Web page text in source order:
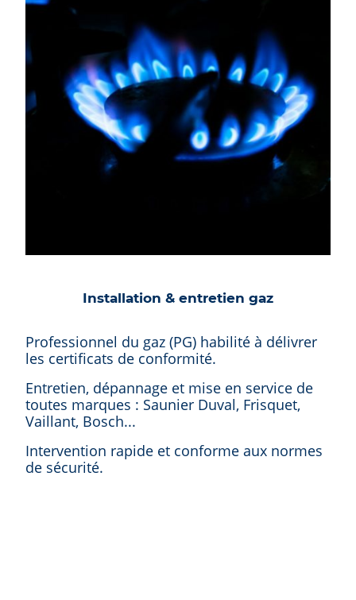
Installation & entretien gaz
Professionnel du gaz (PG) habilité à délivrer
les certificats de conformité.
Entretien, dépannage et mise en service de
toutes marques : Saunier Duval, Frisquet,
Vaillant, Bosch...
Intervention rapide et conforme aux normes
de sécurité.